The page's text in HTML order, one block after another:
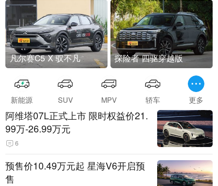
凡尔赛C5 X 驭不凡 探险者 四驱穿越版
新能源 SUV MPV 轿车 更多
阿维塔07L正式上市 限时权益价21.
99万-26.99万元
6
预售价10.49万元起 星海V6开启预
售